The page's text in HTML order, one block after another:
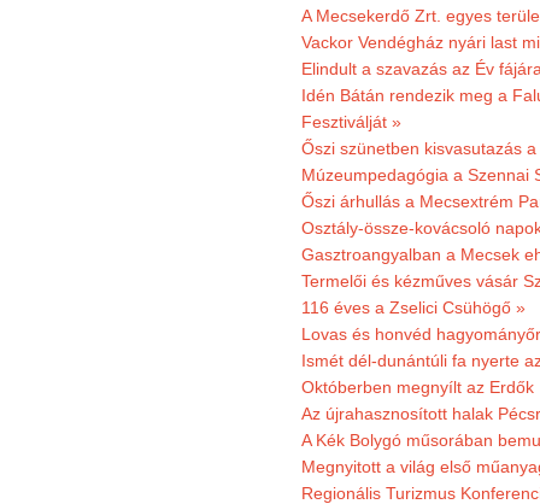
A Mecsekerdő Zrt. egyes
Vackor Vendégház nyári last
Elindult a szavazás az Év
Idén Bátán rendezik meg a
Fesztiválját »
Őszi szünetben kisvasutazás
Múzeumpedagógia a Szennai
Őszi árhullás a Mecsextrém
Osztály-össze-kovácsoló
Gasztroangyalban a Mecsek
Termelői és kézműves vásár
116 éves a Zselici Csühögő »
Lovas és honvéd
Ismét dél-dunántúli fa nyerte
Októberben megnyílt az
Az újrahasznosított halak
A Kék Bolygó műsorában
Megnyitott a világ első
Regionális Turizmus